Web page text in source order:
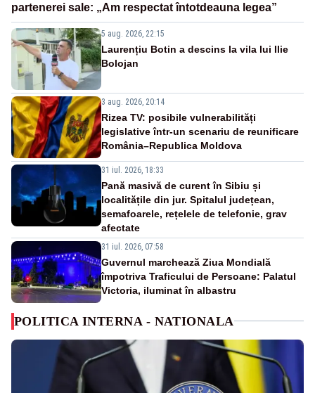
partenerei sale: „Am respectat întotdeauna legea”
5 aug. 2026, 22:15
Laurențiu Botin a descins la vila lui Ilie
Bolojan
3 aug. 2026, 20:14
Rizea TV: posibile vulnerabilități
legislative într-un scenariu de reunificare
România–Republica Moldova
31 iul. 2026, 18:33
Pană masivă de curent în Sibiu și
localitățile din jur. Spitalul județean,
semafoarele, rețelele de telefonie, grav
afectate
31 iul. 2026, 07:58
Guvernul marchează Ziua Mondială
împotriva Traficului de Persoane: Palatul
Victoria, iluminat în albastru
POLITICA INTERNA - NATIONALA